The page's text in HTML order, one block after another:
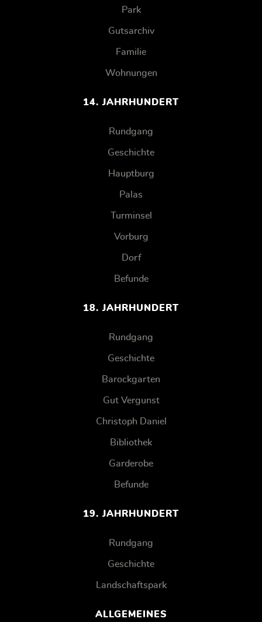
Park
Gutsarchiv
Familie
Wohnungen
14. JAHRHUNDERT
Rundgang
Geschichte
Hauptburg
Palas
Turminsel
Vorburg
Dorf
Befunde
18. JAHRHUNDERT
Rundgang
Geschichte
Barockgarten
Gut Vergunst
Christoph Daniel
Bibliothek
Garderobe
Befunde
19. JAHRHUNDERT
Rundgang
Geschichte
Landschaftspark
ALLGEMEINES